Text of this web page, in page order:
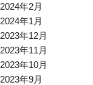
2024年2月
2024年1月
2023年12月
2023年11月
2023年10月
2023年9月